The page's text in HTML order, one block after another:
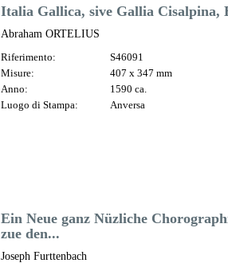
Italia Gallica, sive Gallia Cisalpina,
Abraham ORTELIUS
Riferimento:
S46091
Misure:
407 x 347 mm
Anno:
1590 ca.
Luogo di Stampa:
Anversa
Ein Neue ganz Nüzliche
zue den...
Joseph Furttenbach